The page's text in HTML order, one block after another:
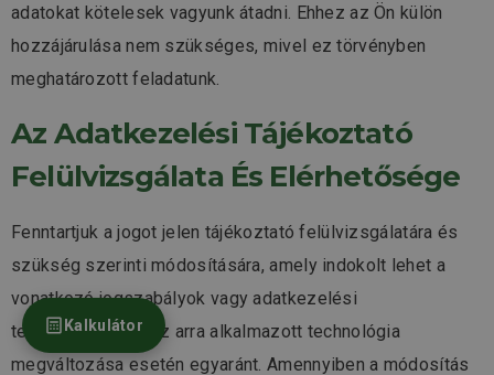
adatokat kötelesek vagyunk átadni. Ehhez az Ön külön
hozzájárulása nem szükséges, mivel ez törvényben
meghatározott feladatunk.
Az Adatkezelési Tájékoztató
Felülvizsgálata És Elérhetősége
Fenntartjuk a jogot jelen tájékoztató felülvizsgálatára és
szükség szerinti módosítására, amely indokolt lehet a
vonatkozó jogszabályok vagy adatkezelési
tevékenységünk, az arra alkalmazott technológia
megváltozása esetén egyaránt. Amennyiben a módosítás
Kalkulátor